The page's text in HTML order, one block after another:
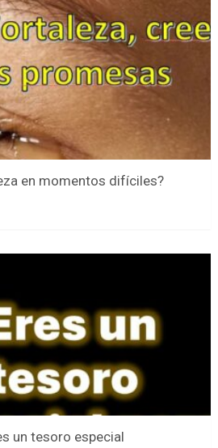
en momentos difíciles?
un tesoro especial